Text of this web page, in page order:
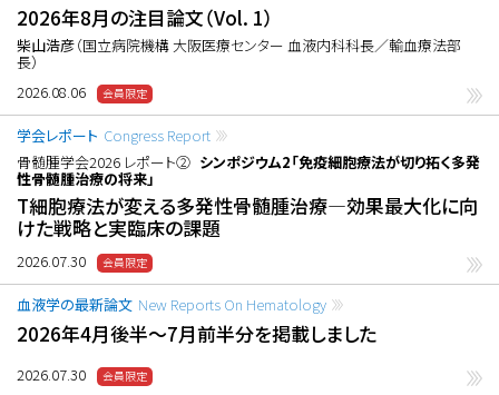
2026年8月の注目論文（Vol. 1）
柴山浩彦（国立病院機構 大阪医療センター 血液内科科長／輸血療法部
長）
2026.08.06
学会レポート Congress Report
骨髄腫学会2026 レポート② シンポジウム2「免疫細胞療法が切り拓く多発
性骨髄腫治療の将来」
T細胞療法が変える多発性骨髄腫治療―効果最大化に向
けた戦略と実臨床の課題
2026.07.30
血液学の最新論文 New Reports On Hematology
2026年4月後半〜7月前半分を掲載しました
2026.07.30